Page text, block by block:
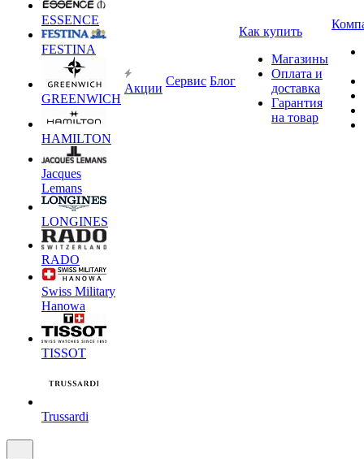
ESSENCE
FESTINA
GREENWICH
HAMILTON
Jacques
Lemans
LONGINES
RADO
Swiss Military
Hanowa
TISSOT
Trussardi
Акции
Сервис Блог
Как купить
Магазины
Оплата и
доставка
Гарантия
на товар